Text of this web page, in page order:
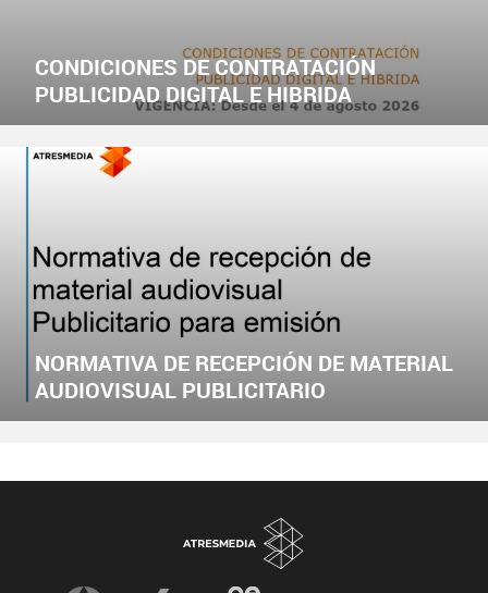
CONDICIONES DE CONTRATACIÓN
PUBLICIDAD DIGITAL E HIBRIDA
NORMATIVA DE RECEPCIÓN DE MATERIAL
AUDIOVISUAL PUBLICITARIO